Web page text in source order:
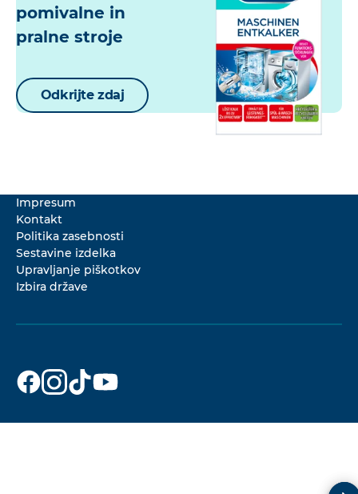
pomivalne in
pralne stroje
Odkrijte zdaj
Impresum
Kontakt
Politika zasebnosti
Sestavine izdelka
Upravljanje piškotkov
Izbira države
Dr. Beckmann
na
Dr. Beckmann
na
Dr. Beckmann
na